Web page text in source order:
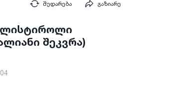
შედარება გაზიარე
შეკვრა)